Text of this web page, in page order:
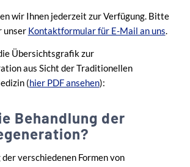
wir Ihnen jederzeit zur Verfügung. Bitte
unser Kontaktformular für E-Mail an uns.
Übersichtsgrafik zur
aus Sicht der Traditionellen
(hier PDF ansehen):
Behandlung der
verschiedenen Formen von